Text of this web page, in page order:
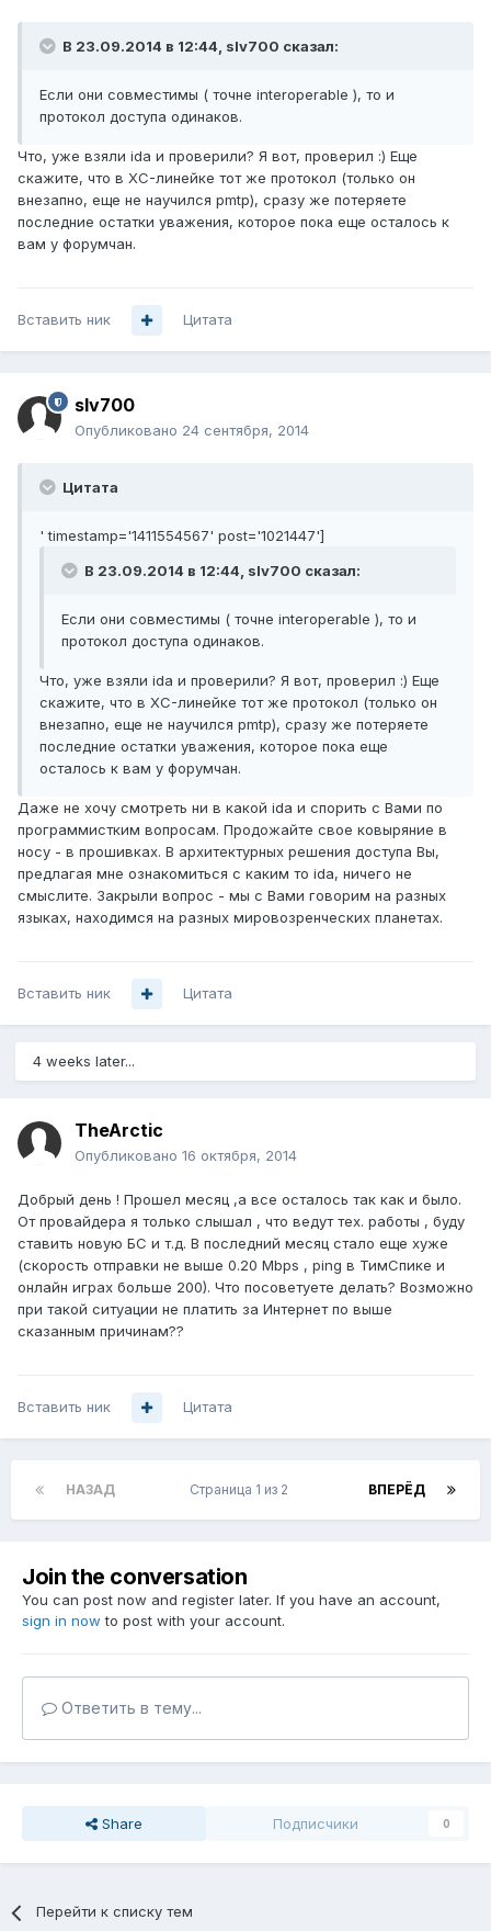
В 23.09.2014 в 12:44, slv700 сказал:
Если они совместимы ( точне interoperable ), то и
протокол доступа одинаков.
Что, уже взяли ida и проверили? Я вот, проверил :) Еще
скажите, что в XC-линейке тот же протокол (только он
внезапно, еще не научился pmtp), сразу же потеряете
последние остатки уважения, которое пока еще осталось к
вам у форумчан.
Вставить ник Цитата
slv700
Опубликовано 24 сентября, 2014
Цитата
' timestamp='1411554567' post='1021447']
В 23.09.2014 в 12:44, slv700 сказал:
Если они совместимы ( точне interoperable ), то и
протокол доступа одинаков.
Что, уже взяли ida и проверили? Я вот, проверил :) Еще
скажите, что в XC-линейке тот же протокол (только он
внезапно, еще не научился pmtp), сразу же потеряете
последние остатки уважения, которое пока еще
осталось к вам у форумчан.
Даже не хочу смотреть ни в какой ida и спорить с Вами по
программистким вопросам. Продожайте свое ковыряние в
носу - в прошивках. В архитектурных решения доступа Вы,
предлагая мне ознакомиться с каким то ida, ничего не
смыслите. Закрыли вопрос - мы с Вами говорим на разных
языках, находимся на разных мировозренческих планетах.
Вставить ник Цитата
4 weeks later...
TheArctic
Опубликовано 16 октября, 2014
Добрый день ! Прошел месяц ,а все осталось так как и было.
От провайдера я только слышал , что ведут тех. работы , буду
ставить новую БС и т.д. В последний месяц стало еще хуже
(скорость отправки не выше 0.20 Mbps , ping в ТимСпике и
онлайн играх больше 200). Что посоветуете делать? Возможно
при такой ситуации не платить за Интернет по выше
сказанным причинам??
Вставить ник Цитата
НАЗАД ВПЕРЁД
Страница 1 из 2
Join the conversation
You can post now and register later. If you have an account,
sign in now to post with your account.
Ответить в тему...
Share Подписчики 0
Перейти к списку тем